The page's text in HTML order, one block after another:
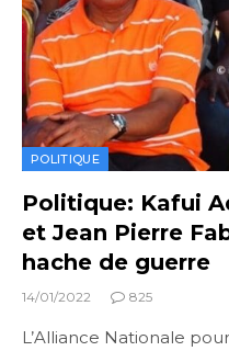
POLITIQUE
Politique: Kafui
et Jean Pierre
hache de guerre
14/01/2022 825
L’Alliance Nationale